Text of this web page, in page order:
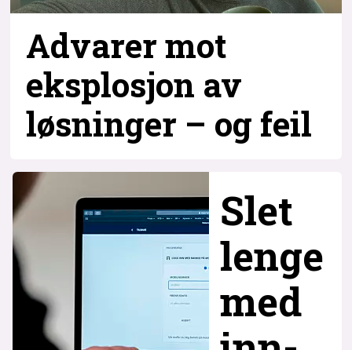
Advarer mot
eksplosjon av
løsninger – og feil
Slet
lenge
med